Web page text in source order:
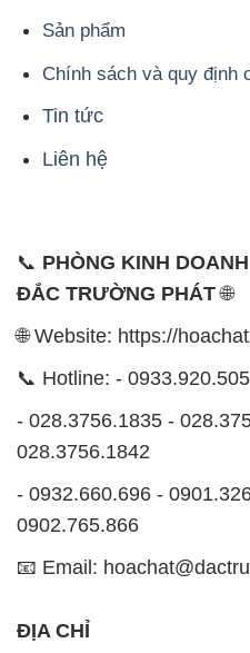
Sản phẩm
Chính sách và quy định
Tin tức
Liên hệ
📞 PHÒNG KINH
ĐẮC TRƯỜNG PHÁT🌐
🌐 Website: https://
📞 Hotline: -
- 028.3756.1835 -
028.3756.1842
- 0932.660.696 -
0902.765.866
📧 Email:
ĐỊA CHỈ